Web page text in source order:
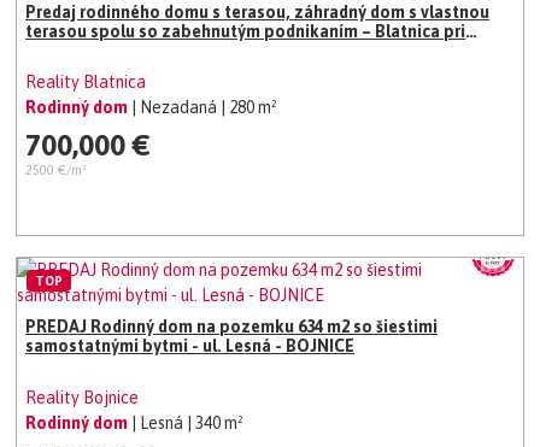
Predaj rodinného domu s terasou, záhradný dom s vlastnou
terasou spolu so zabehnutým podnikaním – Blatnica pri
Reality Blatnica
Rodinný dom
| Nezadaná | 280 m²
700,000 €
2500 €/m²
PREDAJ Rodinný dom na pozemku 634 m2 so šiestimi
samostatnými bytmi - ul. Lesná - BOJNICE
Reality Bojnice
Rodinný dom
| Lesná | 340 m²
TOP